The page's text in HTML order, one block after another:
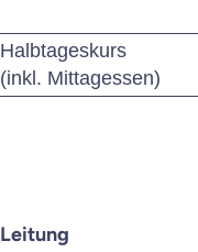
Halbtageskurs
(inkl. Mittagessen)
Leitung